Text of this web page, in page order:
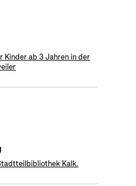
Kinder ab 3 Jahren in der
Kalk.